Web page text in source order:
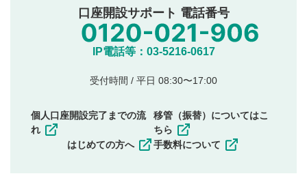
公序良俗に反する内容の投稿
氏名、住所、電話番号など個人を特定できる情報の
他のサイトへの誘導や営利目的、広告・宣伝を目
他者の権利（商標、著作権、その他の知的財産
その他当社が不適切と判断した投稿
一度投稿した評価およびコメントの変更・削除はできま
口座開設サポート 電話番号
IP電話等：03-5216-0617
受付時間 / 平日 08:30〜17:00
個人口座開設完了までの流
れ
はじめての方へ
移管（振替）についてはこ
ちら
手数料について